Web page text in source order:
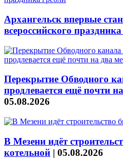
Архангельск впервые
всероссийского
Перекрытие Обводного
продлевается ещё почти
05.08.2026
В Мезени идёт
котельной | 05.08.2026